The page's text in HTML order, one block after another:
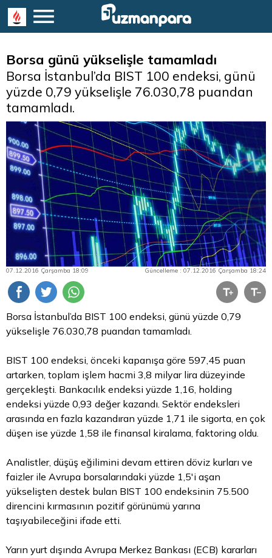
Borsa günü yükselişle tamamladı
Borsa İstanbul’da BIST 100 endeksi, günü
yüzde 0,79 yükselişle 76.030,78 puandan
tamamladı.
07.12.2016 Çarşamba 18:09 Güncelleme : 07.12.2016 Çarşamba 18:24
Borsa İstanbul’da BIST 100 endeksi, günü yüzde 0,79
yükselişle 76.030,78 puandan tamamladı.
BIST 100 endeksi, önceki kapanışa göre 597,45 puan
artarken, toplam işlem hacmi 3,8 milyar lira düzeyinde
gerçekleşti. Bankacılık endeksi yüzde 1,16, holding
endeksi yüzde 0,93 değer kazandı. Sektör endeksleri
arasında en fazla kazandıran yüzde 1,71 ile sigorta, en çok
düşen ise yüzde 1,58 ile finansal kiralama, faktoring oldu.
Analistler, düşüş eğilimini devam ettiren döviz kurları ve
faizler ile Avrupa borsalarındaki yüzde 1,5'i aşan
yükselişten destek bulan BIST 100 endeksinin 75.500
direncini kırmasının pozitif görünümü yarına
taşıyabileceğini ifade etti.
Yarın yurt dışında Avrupa Merkez Bankası (ECB) kararları